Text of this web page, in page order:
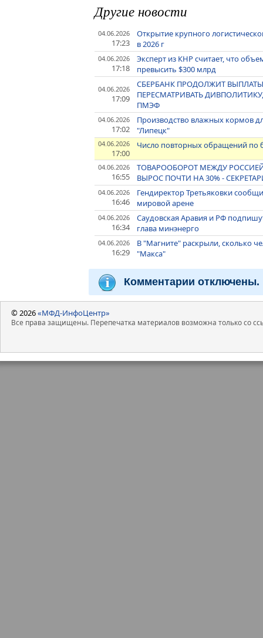
Другие новости
04.06.2026
17:23
Открытие крупного
в 2026 г
04.06.2026
17:18
Эксперт из КНР считает, что
превысить $300 млрд
04.06.2026
17:09
СБЕРБАНК ПРОДОЛЖИТ
ПЕРЕСМАТРИВАТЬ
ПМЭФ
04.06.2026
17:02
Производство влажных кормов
"Липецк"
04.06.2026
17:00
Число повторных обращений по
04.06.2026
16:55
ТОВАРООБОРОТ МЕЖДУ
ВЫРОС ПОЧТИ НА 30% -
04.06.2026
16:46
Гендиректор Третьяковки
мировой арене
04.06.2026
16:34
Саудовская Аравия и РФ
глава минэнерго
04.06.2026
16:29
В "Магните" раскрыли, сколько
"Макса"
Комментарии отключены.
© 2026«МФД-ИнфоЦентр»
Все права защищены. Перепечатка материалов возможна только со